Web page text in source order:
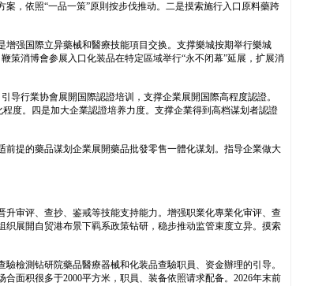
，依照“一品一策”原則按步伐推动。二是摸索施行入口原料藥跨
强国際立异藥械和醫療技能項目交换。支撑樂城按期举行樂城
策消博會参展入口化装品在特定區域举行“永不闭幕”延展，扩展消
导行業协會展開国際認證培训，支撑企業展開国際高程度認證。
度。四是加大企業認證培养力度。支撑企業得到高档谋划者認證
提的藥品谋划企業展開藥品批發零售一體化谋划。指导企業做大
审评、查抄、鉴戒等技能支持能力。增强职業化專業化审评、查
展開自贸港布景下羁系政策钻研，稳步推动监管束度立异。摸索
檢測钻研院藥品醫療器械和化装品查驗职員、资金辦理的引导。
面积很多于2000平方米，职員、装备依照请求配备。2026年末前